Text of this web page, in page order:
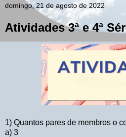
domingo, 21 de agosto de 2022
Atividades 3ª e 4ª
1) Quantos pares de membros o
a) 3